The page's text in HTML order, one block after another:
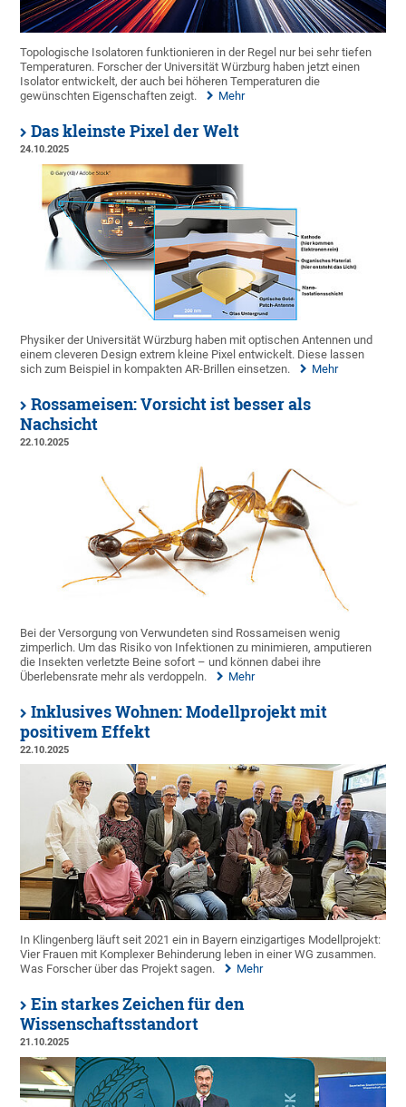
Topologische Isolatoren funktionieren in der Regel nur bei sehr tiefen
Temperaturen. Forscher der Universität Würzburg haben jetzt einen
Isolator entwickelt, der auch bei höheren Temperaturen die
gewünschten Eigenschaften zeigt.
Mehr
Das kleinste Pixel der Welt
24.10.2025
Physiker der Universität Würzburg haben mit optischen Antennen und
einem cleveren Design extrem kleine Pixel entwickelt. Diese lassen
sich zum Beispiel in kompakten AR-Brillen einsetzen.
Mehr
Rossameisen: Vorsicht ist besser als
Nachsicht
22.10.2025
Bei der Versorgung von Verwundeten sind Rossameisen wenig
zimperlich. Um das Risiko von Infektionen zu minimieren, amputieren
die Insekten verletzte Beine sofort – und können dabei ihre
Überlebensrate mehr als verdoppeln.
Mehr
Inklusives Wohnen: Modellprojekt mit
positivem Effekt
22.10.2025
In Klingenberg läuft seit 2021 ein in Bayern einzigartiges Modellprojekt:
Vier Frauen mit Komplexer Behinderung leben in einer WG zusammen.
Was Forscher über das Projekt sagen.
Mehr
Ein starkes Zeichen für den
Wissenschaftsstandort
21.10.2025